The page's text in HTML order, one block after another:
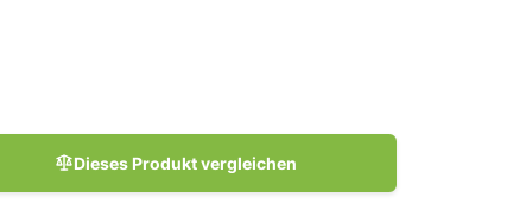
Dieses Produkt vergleichen